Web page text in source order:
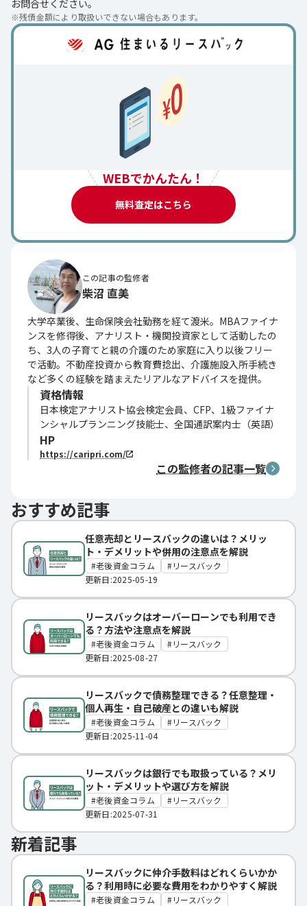
お問合せください。
※残債金額により取扱いできない場合もあります。
WEBでかんたん！
無料査定はこちら
この記事の監修者
柴沼 直美
大学卒業後、生命保険会社勤務を経て渡米。MBAファイナ
ンスを修得後、アナリスト・機関投資家として活動したの
ち、3人の子育てと親の介護のため家庭に入り以後フリー
で活動。不動産投資から教育費捻出、介護施設入所手続き
など多くの経験を踏まえたリアルなアドバイスを提供。
資格情報
日本検定アナリスト協会検定会員、CFP、1級ファイナ
ンシャルプランニング技能士、全国通訳案内士（英語）
HP
https://caripri.com/
この監修者の記事一覧
おすすめ記事
任意売却とリースバックの違いは？メリッ
ト・デメリットや併用の注意点を解説
老後資金コラム
リースバック
更新日:2025-05-19
リースバックはオーバーローンでも利用でき
る？方法や注意点を解説
老後資金コラム
リースバック
更新日:2025-08-27
リースバックで債務整理できる？任意整理・
個人再生・自己破産との違いも解説
老後資金コラム
リースバック
更新日:2025-11-04
リースバックは銀行でも取扱っている？メリ
ット・デメリットや選び方を解説
老後資金コラム
リースバック
更新日:2025-07-31
新着記事
リースバックに仲介手数料はどれくらいかか
る？利用時に必要な費用をわかりやすく解説
老後資金コラム
リースバック